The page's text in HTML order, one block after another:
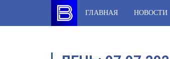
content
ГЛАВНАЯ НОВОСТИ